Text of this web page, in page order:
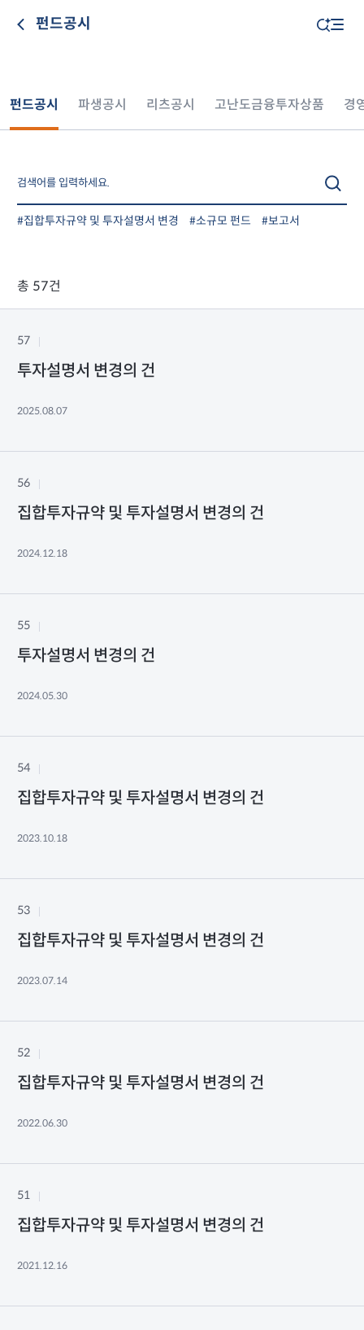
펀드공시
펀드공시 파생공시 리츠공시 고난도금융투자상품 경
#집합투자규약 및 투자설명서 변경 #소규모 펀드 #보고서
총 57건
57
투자설명서 변경의 건
2025.08.07
56
집합투자규약 및 투자설명서 변경의 건
2024.12.18
55
투자설명서 변경의 건
2024.05.30
54
집합투자규약 및 투자설명서 변경의 건
2023.10.18
53
집합투자규약 및 투자설명서 변경의 건
2023.07.14
52
집합투자규약 및 투자설명서 변경의 건
2022.06.30
51
집합투자규약 및 투자설명서 변경의 건
2021.12.16